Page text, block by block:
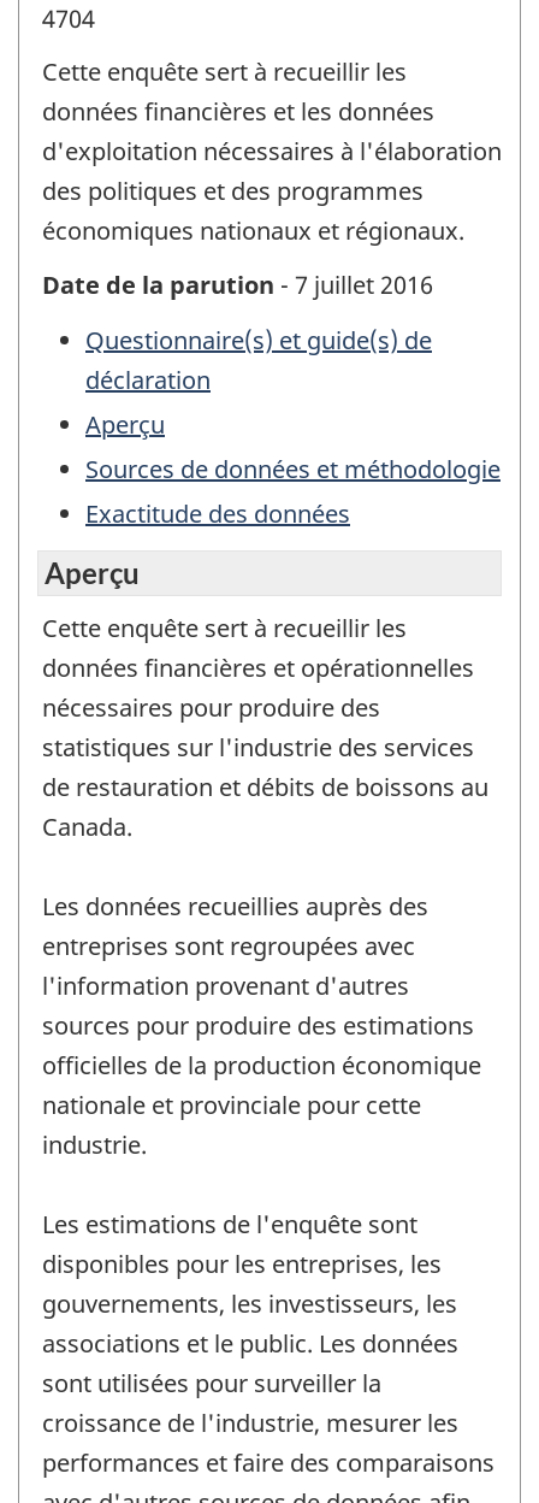
4704
Cette enquête sert à recueillir les
données financières et les données
d'exploitation nécessaires à l'élaboration
des politiques et des programmes
économiques nationaux et régionaux.
Date de la parution - 7 juillet 2016
Questionnaire(s) et guide(s) de
déclaration
Aperçu
Sources de données et méthodologie
Exactitude des données
Aperçu
Cette enquête sert à recueillir les
données financières et opérationnelles
nécessaires pour produire des
statistiques sur l'industrie des services
de restauration et débits de boissons au
Canada.
Les données recueillies auprès des
entreprises sont regroupées avec
l'information provenant d'autres
sources pour produire des estimations
officielles de la production économique
nationale et provinciale pour cette
industrie.
Les estimations de l'enquête sont
disponibles pour les entreprises, les
gouvernements, les investisseurs, les
associations et le public. Les données
sont utilisées pour surveiller la
croissance de l'industrie, mesurer les
performances et faire des comparaisons